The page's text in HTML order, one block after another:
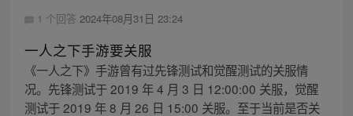
1 个回答 2024年08月31日 23:24
一人之下手游要关服
《一人之下》手游曾有过先锋测试和觉醒测试的关服情
况。先锋测试于 2019 年 4 月 3 日 12:00:00 关服，觉醒
测试于 2019 年 8 月 26 日 15:00 关服。至于当前是否关